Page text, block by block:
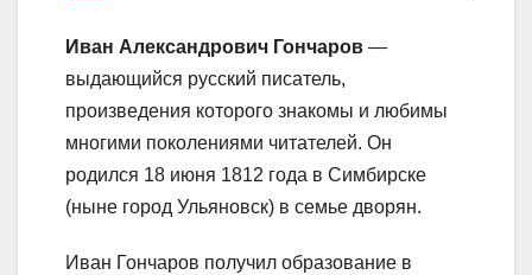
Иван Александрович Гончаров —
выдающийся русский писатель,
произведения которого знакомы и любимы
многими поколениями читателей. Он
родился 18 июня 1812 года в Симбирске
(ныне город Ульяновск) в семье дворян.
Иван Гончаров получил образование в